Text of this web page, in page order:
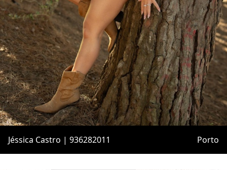
Jéssica Castro | 936282011 Porto